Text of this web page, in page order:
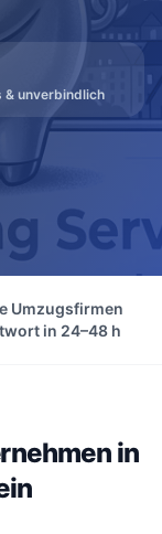
& unverbindlich
Umzugsfirmen
in 24–48 h
in